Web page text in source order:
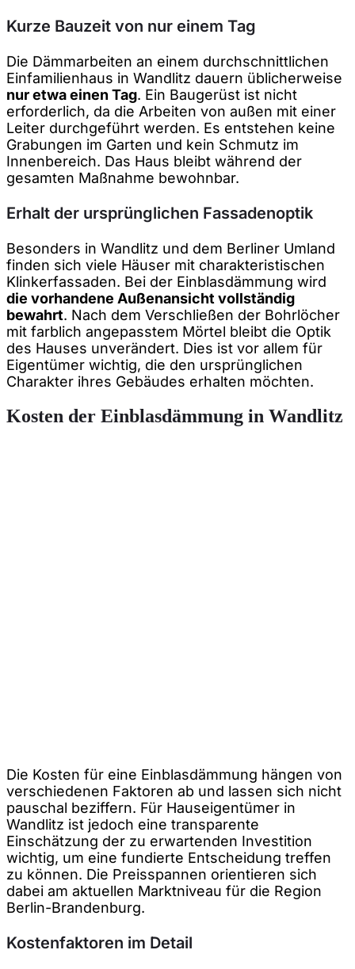
Kurze Bauzeit von nur einem Tag
Die Dämmarbeiten an einem durchschnittlichen
Einfamilienhaus in Wandlitz dauern üblicherweise
nur etwa einen Tag. Ein Baugerüst ist nicht
erforderlich, da die Arbeiten von außen mit einer
Leiter durchgeführt werden. Es entstehen keine
Grabungen im Garten und kein Schmutz im
Innenbereich. Das Haus bleibt während der
gesamten Maßnahme bewohnbar.
Erhalt der ursprünglichen Fassadenoptik
Besonders in Wandlitz und dem Berliner Umland
finden sich viele Häuser mit charakteristischen
Klinkerfassaden. Bei der Einblasdämmung wird
die vorhandene Außenansicht vollständig
bewahrt. Nach dem Verschließen der Bohrlöcher
mit farblich angepasstem Mörtel bleibt die Optik
des Hauses unverändert. Dies ist vor allem für
Eigentümer wichtig, die den ursprünglichen
Charakter ihres Gebäudes erhalten möchten.
Kosten der Einblasdämmung in Wandlitz
Die Kosten für eine Einblasdämmung hängen von
verschiedenen Faktoren ab und lassen sich nicht
pauschal beziffern. Für Hauseigentümer in
Wandlitz ist jedoch eine transparente
Einschätzung der zu erwartenden Investition
wichtig, um eine fundierte Entscheidung treffen
zu können. Die Preisspannen orientieren sich
dabei am aktuellen Marktniveau für die Region
Berlin-Brandenburg.
Kostenfaktoren im Detail